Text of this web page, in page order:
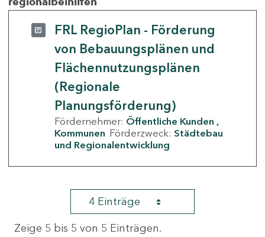
FRL RegioPlan - Förderung
von Bebauungsplänen und
Flächennutzungsplänen
(Regionale
Planungsförderung)
Fördernehmer: Öffentliche Kunden
Kommunen Förderzweck: Städtebau
und Regionalentwicklung
4 Einträge
Zeige 5 bis 5 von 5 Einträgen.